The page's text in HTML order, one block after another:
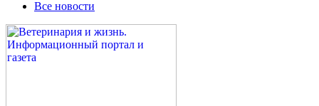
Все новости